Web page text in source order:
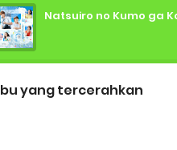
yang tercerahkan